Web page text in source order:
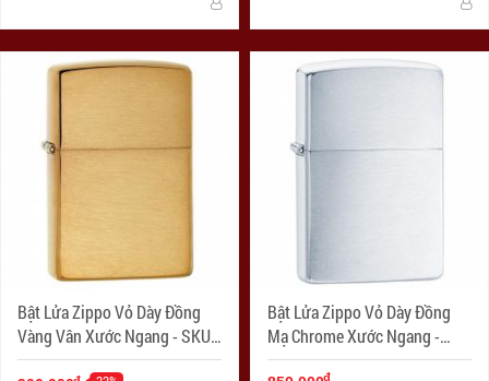
Bật Lửa Zippo Vỏ Dày Đồng
Vàng Vân Xước Ngang - SKU
168 – Zippo Armor Brushed
Bật Lửa Zippo Vỏ Dày Đồng
Mạ Chrome Xước Ngang -
SKU 162 – Zippo Armor
đ